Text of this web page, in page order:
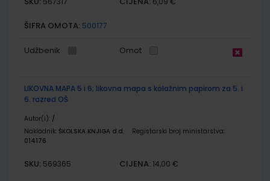
ŠIFRA OMOTA: 500177
Udžbenik Omot
LIKOVNA MAPA 5 i 6; likovna mapa s kolažnim papirom za 5. i
6. razred OŠ
Autor(i): /
Nakladnik: ŠKOLSKA KNJIGA d.d.
Registarski broj ministarstva:
014176
SKU: 569365 CIJENA: 14,00 €